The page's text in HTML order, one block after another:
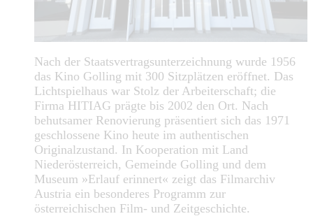
Nach der Staatsvertragsunterzeichnung wurde 1956
das Kino Golling mit 300 Sitzplätzen eröffnet. Das
Lichtspielhaus war Stolz der Arbeiterschaft; die
Firma HITIAG prägte bis 2002 den Ort. Nach
behutsamer Renovierung präsentiert sich das 1971
geschlossene Kino heute im authentischen
Originalzustand. In Kooperation mit Land
Niederösterreich, Gemeinde Golling und dem
Museum »Erlauf erinnert« zeigt das Filmarchiv
Austria ein besonderes Programm zur
österreichischen Film- und Zeitgeschichte.